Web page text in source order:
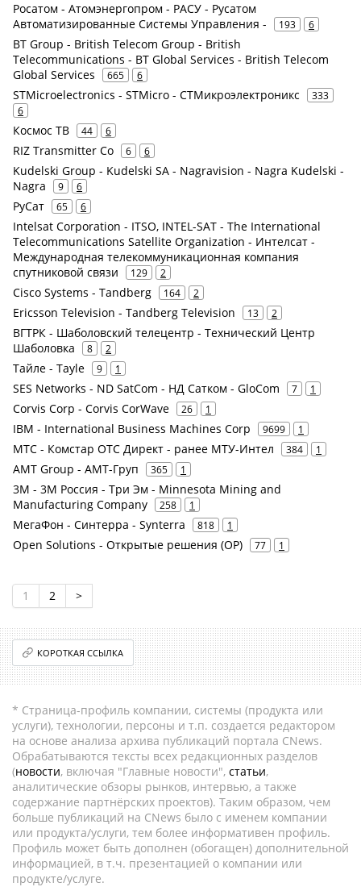
Росатом - Атомэнергопром - РАСУ - Русатом
Автоматизированные Системы Управления -
193 6
BT Group - British Telecom Group - British
Telecommunications - BT Global Services - British Telecom
Global Services
665 6
STMicroelectronics - STMicro - СТМикроэлектроникс
333
6
Космос ТВ 44 6
RIZ Transmitter Co 6 6
Kudelski Group - Kudelski SA - Nagravision - Nagra Kudelski -
Nagra
9 6
РуСат 65 6
Intelsat Corporation - ITSO, INTEL-SAT - The International
Telecommunications Satellite Organization - Интелсат -
Международная телекоммуникационная компания
спутниковой связи
129 2
Cisco Systems - Tandberg 164 2
Ericsson Television - Tandberg Television 13 2
ВГТРК - Шаболовский телецентр - Технический Центр
Шаболовка
8 2
Тайле - Tayle 9 1
SES Networks - ND SatCom - НД Сатком - GloCom 7 1
Corvis Corp - Corvis CorWave 26 1
IBM - International Business Machines Corp 9699 1
МТС - Комстар ОТС Директ - ранее МТУ-Интел 384 1
AMT Group - АМТ-Груп 365 1
3M - 3М Россия - Три Эм - Minnesota Mining and
Manufacturing Company
258 1
МегаФон - Синтерра - Synterra 818 1
Open Solutions - Открытые решения (ОР) 77 1
1 2 >
КОРОТКАЯ ССЫЛКА
* Страница-профиль компании, системы (продукта или
услуги), технологии, персоны и т.п. создается редактором
на основе анализа архива публикаций портала CNews.
Обрабатываются тексты всех редакционных разделов
(новости, включая "Главные новости", статьи,
аналитические обзоры рынков, интервью, а также
содержание партнёрских проектов). Таким образом, чем
больше публикаций на CNews было с именем компании
или продукта/услуги, тем более информативен профиль.
Профиль может быть дополнен (обогащен) дополнительной
информацией, в т.ч. презентацией о компании или
продукте/услуге.